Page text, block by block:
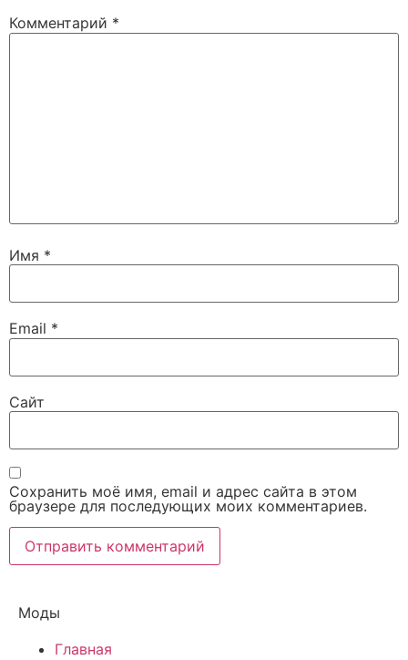
Комментарий *
Имя *
Email *
Сайт
Сохранить моё имя, email и адрес сайта в этом
браузере для последующих моих комментариев.
Моды
Главная